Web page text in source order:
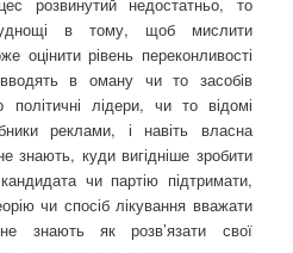
розвинутий недостатньо, то
в тому, щоб мислити
оцінити рівень переконливості
в оману чи то засобів
політичні лідери, чи то відомі
реклами, і навіть власна
знають, куди вигідніше зробити
чи партію підтримати,
чи спосіб лікування вважати
знають як розв’язати свої